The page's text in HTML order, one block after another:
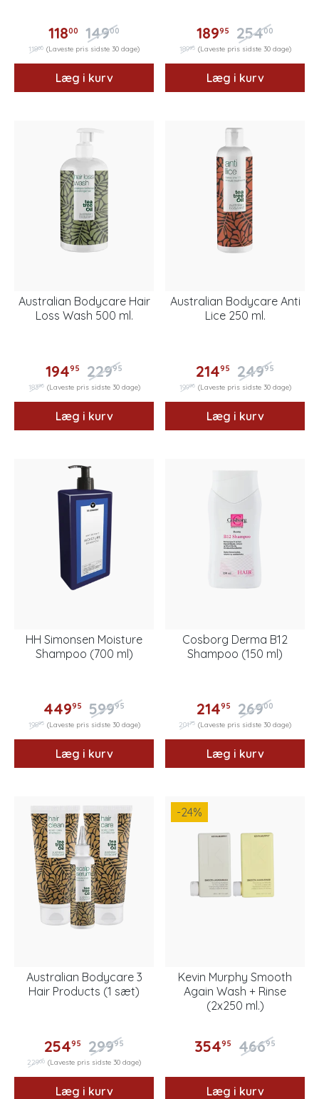
11800 14900
11800 (Laveste pris sidste 30 dage)
Læg i kurv
18995 25400
18995 (Laveste pris sidste 30 dage)
Læg i kurv
Australian Bodycare Hair
Loss Wash 500 ml.
19495 22995
18396 (Laveste pris sidste 30 dage)
Læg i kurv
Australian Bodycare Anti
Lice 250 ml.
21495 24995
19996 (Laveste pris sidste 30 dage)
Læg i kurv
HH Simonsen Moisture
Shampoo (700 ml)
44995 59995
19895 (Laveste pris sidste 30 dage)
Læg i kurv
Cosborg Derma B12
Shampoo (150 ml)
21495 26900
20175 (Laveste pris sidste 30 dage)
Læg i kurv
Australian Bodycare 3
Hair Products (1 sæt)
25495 29995
22900 (Laveste pris sidste 30 dage)
Læg i kurv
-24%
Kevin Murphy Smooth
Again Wash + Rinse
(2x250 ml.)
35495 46695
Læg i kurv